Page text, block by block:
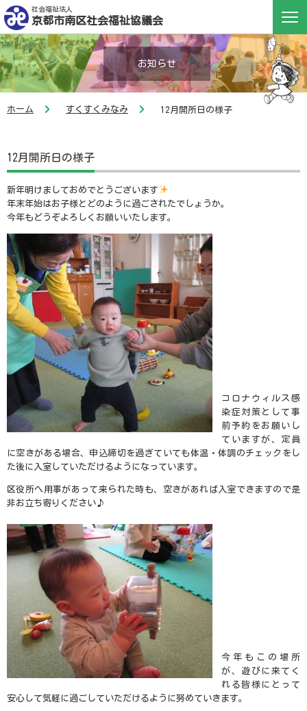
社会福祉法人
京都市南区社会福祉協議会
お知らせ
ホーム すくすくみなみ 12月開所日の様子
12月開所日の様子
新年明けましておめでとうございます
年末年始はお子様とどのように過ごされたでしょうか。
今年もどうぞよろしくお願いいたします。
コロナウィルス感
染症対策として事
前予約をお願いし
ていますが、定員
に空きがある場合、申込締切を過ぎていても体温・体調のチェックをし
た後に入室していただけるようになっています。
区役所へ用事があって来られた時も、空きがあれば入室できますので是
非お立ち寄りください♪
今年もこの場所
が、遊びに来てく
れる皆様にとって
安心して気軽に過ごしていただけるように努めていきます。